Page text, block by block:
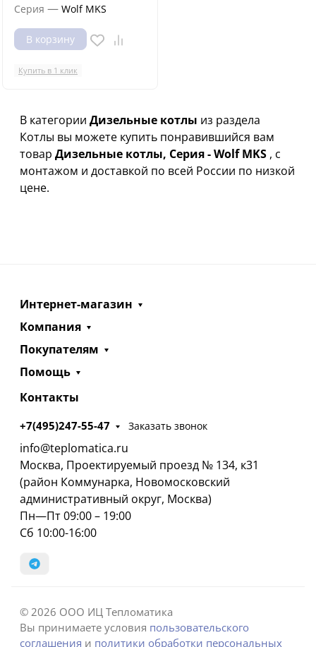
Серия — Wolf MKS
В корзину
Купить в 1 клик
В категории Дизельные котлы из раздела
Котлы вы можете купить понравившийся вам
товар Дизельные котлы, Серия - Wolf MKS , с
монтажом и доставкой по всей России по низкой
цене.
Интернет-магазин
Компания
Покупателям
Помощь
Контакты
+7(495)247-55-47 Заказать звонок
info@teplomatica.ru
Москва, Проектируемый проезд № 134, к31
(район Коммунарка, Новомосковский
административный округ, Москва)
Пн—Пт 09:00 – 19:00
Сб 10:00-16:00
© 2026 ООО ИЦ Тепломатика
Вы принимаете условия пользовательского
соглашения и политики обработки персональных